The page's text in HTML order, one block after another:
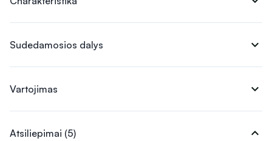
Sudedamosios dalys expand_more
Vartojimas expand_more
Atsiliepimai (5) expand_more